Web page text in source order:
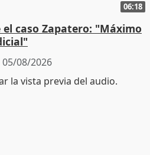
06:18
caso Zapatero: "Máximo
05/08/2026